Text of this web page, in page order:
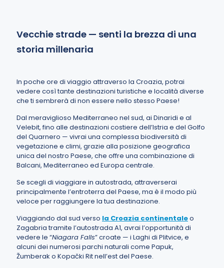
Vecchie strade — senti la brezza di una
storia millenaria
In poche ore di viaggio attraverso la Croazia, potrai
vedere così tante destinazioni turistiche e località diverse
che ti sembrerà di non essere nello stesso Paese!
Dal meraviglioso Mediterraneo nel sud, ai Dinaridi e al
Velebit, fino alle destinazioni costiere dell’Istria e del Golfo
del Quarnero — vivrai una complessa biodiversità di
vegetazione e climi, grazie alla posizione geografica
unica del nostro Paese, che offre una combinazione di
Balcani, Mediterraneo ed Europa centrale.
Se scegli di viaggiare in autostrada, attraverserai
principalmente l’entroterra del Paese, ma è il modo più
veloce per raggiungere la tua destinazione.
Viaggiando dal sud verso la Croazia continentaleo
Zagabria tramite l’autostrada A1, avrai l’opportunità di
vedere le “Niagara Falls” croate — i Laghi di Plitvice, e
alcuni dei numerosi parchi naturali come Papuk,
Žumberak o Kopački Rit nell’est del Paese.